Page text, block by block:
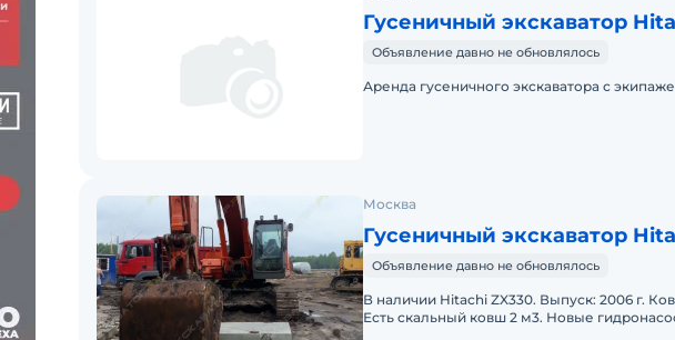
Гусеничный экскаватор
Объявление давно не обновлялось
Аренда гусеничного экскаватора с
Москва
Гусеничный экскаватор
Объявление давно не обновлялось
В наличии Hitachi ZX330. Выпуск: 2006 г.
Есть скальный ковш 2 м3. Новые